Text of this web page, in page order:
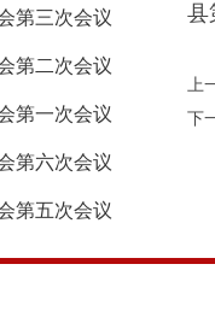
第三次会议
第二次会议
第一次会议
第六次会议
第五次会议
县
上
下